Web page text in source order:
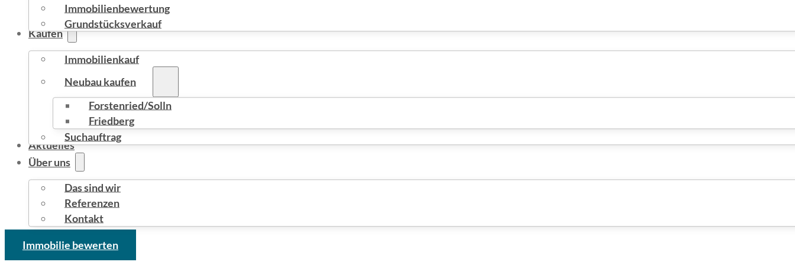
Immobilienbewertung
Grundstücksverkauf
Kaufen
Immobilienkauf
Neubau kaufen
Forstenried/Solln
Friedberg
Suchauftrag
Aktuelles
Über uns
Das sind wir
Referenzen
Kontakt
Immobilie bewerten